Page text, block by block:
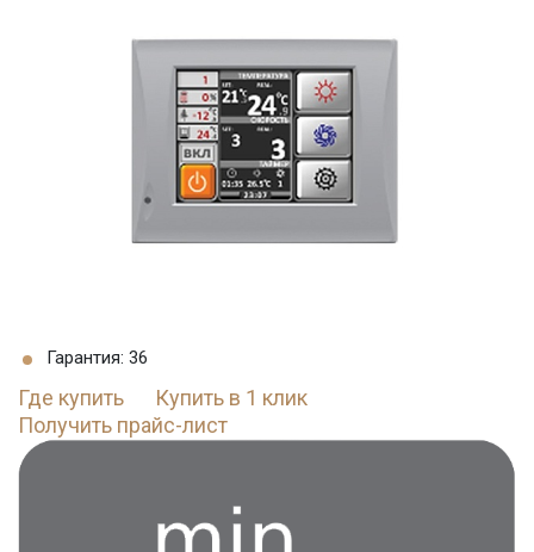
Гарантия: 36
Где купить
Купить в 1 клик
Получить прайс-лист